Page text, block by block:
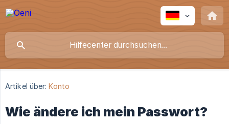
Artikel über: Konto
Wie ändere ich mein Passwort?